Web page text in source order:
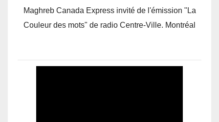
Maghreb Canada Express invité de l'émission "La
Couleur des mots" de radio Centre-Ville. Montréal